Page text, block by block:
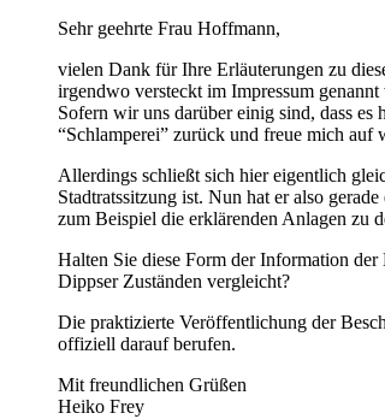
Sehr geehrte Frau Hoffmann,
vielen Dank für Ihre Erläuterungen zu
irgendwo versteckt im Impressum
Sofern wir uns darüber einig sind, dass es
“Schlamperei” zurück und freue mich
Allerdings schließt sich hier eigentlich
Stadtratssitzung ist. Nun hat er also
zum Beispiel die erklärenden Anlagen zu
Halten Sie diese Form der Information
Dippser Zuständen vergleicht?
Die praktizierte Veröffentlichung der
offiziell darauf berufen.
Mit freundlichen Grüßen
Heiko Frey